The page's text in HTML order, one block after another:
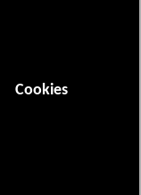
Cookies
por